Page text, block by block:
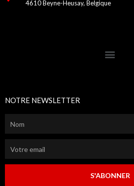
4610 Beyne-Heusay, Belgique
NOTRE NEWSLETTER
S'ABONNER